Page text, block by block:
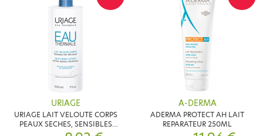
URIAGE
URIAGE LAIT VELOUTE CORPS
PEAUX SECHES, SENSIBLES
500ML
A-DERMA
ADERMA PROTECT AH LAIT
REPARATEUR 250ML